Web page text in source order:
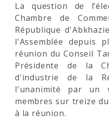
La question de
Chambre de
République
l'Assemblée depuis
réunion du Conseil
Présidente de la
d'industrie de la
l'unanimité par un
membres sur treize
à la réunion.